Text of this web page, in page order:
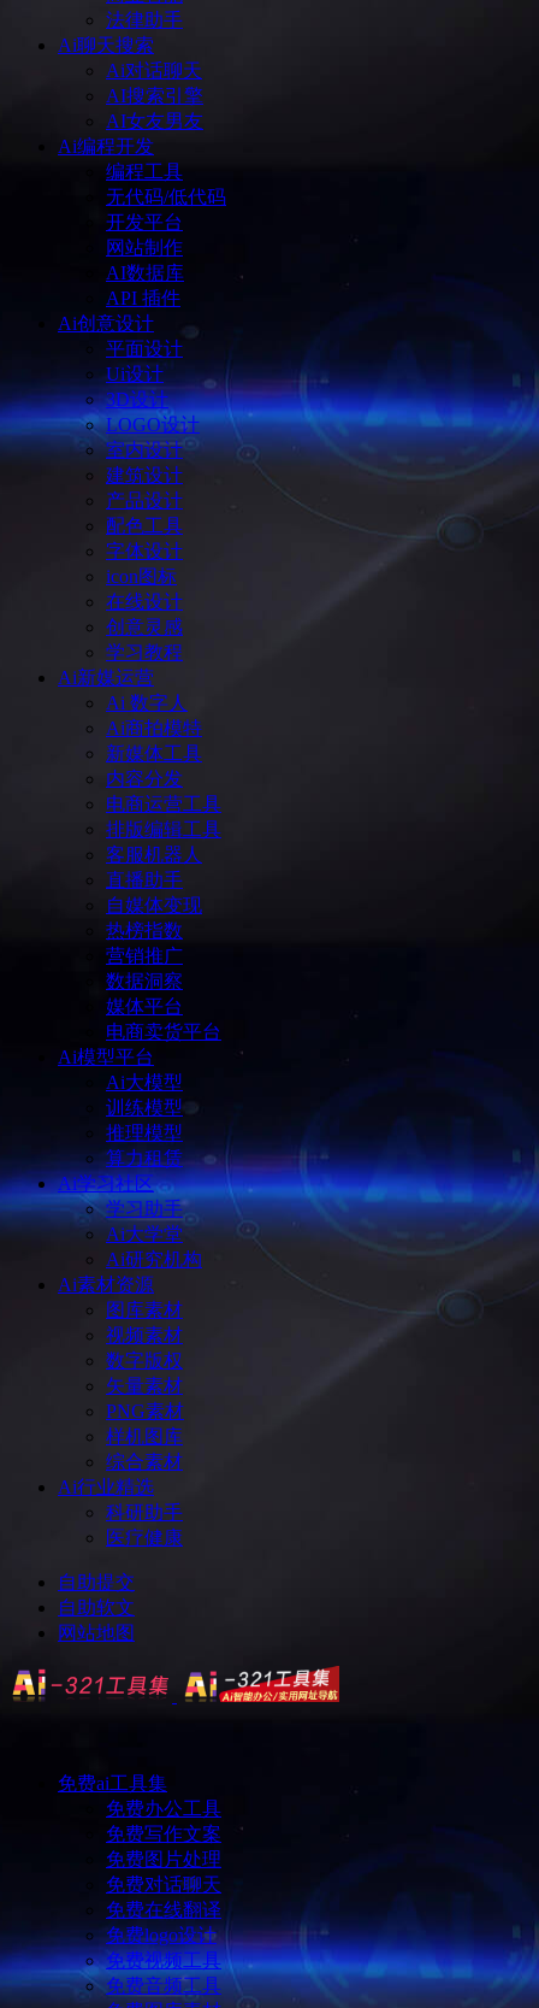
法律助手
Ai聊天搜索
Ai对话聊天
AI搜索引擎
AI女友男友
Ai编程开发
编程工具
无代码/低代码
开发平台
网站制作
AI数据库
API 插件
Ai创意设计
平面设计
Ui设计
3D设计
LOGO设计
室内设计
建筑设计
产品设计
配色工具
字体设计
icon图标
在线设计
创意灵感
学习教程
Ai新媒运营
Ai 数字人
Ai商拍模特
新媒体工具
内容分发
电商运营工具
排版编辑工具
客服机器人
直播助手
自媒体变现
热榜指数
营销推广
数据洞察
媒体平台
电商卖货平台
Ai模型平台
Ai大模型
训练模型
推理模型
算力租赁
Ai学习社区
学习助手
Ai大学堂
Ai研究机构
Ai素材资源
图库素材
视频素材
数字版权
矢量素材
PNG素材
样机图库
综合素材
Ai行业精选
科研助手
医疗健康
自助提交
自助软文
网站地图
免费ai工具集
免费办公工具
免费写作文案
免费图片处理
免费对话聊天
免费在线翻译
免费logo设计
免费视频工具
免费音频工具